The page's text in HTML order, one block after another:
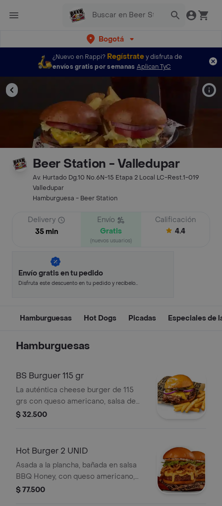
Bogotá
¿Nuevo en Rappi? Regístratey disfruta de
envíos gratis por semanas Aplican TyC
Beer Station - Valledupar
Av. Hurtado Dg.10 No.6N-15 Etapa 2 Local LC-Rest.1-019
Valledupar
Hamburguesa - Beer Station
Delivery
35 min
Envío
Gratis
(nuevos usuarios)
Calificación
4.4
Envío gratis en tu pedido
Disfruta este descuento en tu pedido y recíbelo
Hamburguesas Hot Dogs Picadas Especiales de
Hamburguesas
BS Burguer 115 gr
La auténtica cheese burger de 115
grs con queso americano, salsa de
tomate, pepinillos, cebolla, tomate
$ 32.500
Hot Burger 2 UNID
Asada a la plancha, bañada en salsa
BBQ Honey, con queso americano,
cebollitas Crispy, tomate, lechuga y
$ 77.500